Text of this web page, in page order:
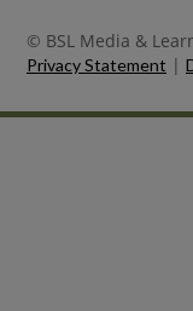
© BSL Media &
Privacy Statement |